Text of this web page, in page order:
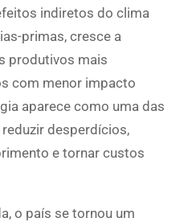
indiretos do clima
primas, cresce a
produtivos mais
com menor impacto
aparece como uma das
desperdícios,
e tornar custos
o país se tornou um